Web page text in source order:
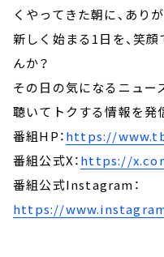
くやってきた朝に、あり
新しく始まる1日を、笑顔
んか？
その日の気になるニュー
聴いてトクする情報を発
番組HP：https://
番組公式X：https://
番組公式Instagram：
https://